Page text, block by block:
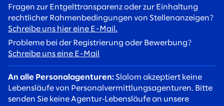
Fragen zur Entgelttransparenz oder zur Einhaltung
rechtlicher Rahmenbedingungen von Stellenanzeigen?
Schreibe uns hier eine E-Mail.
Probleme bei der Registrierung oder Bewerbung?
Schreibe uns eine E-Mail
An alle Personalagenturen: Slalom akzeptiert keine
Lebensläufe von Personalvermittlungsagenturen. Bitte
senden Sie keine Agentur‑Lebensläufe an unsere